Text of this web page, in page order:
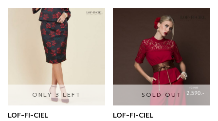
ONLY 3 LEFT
LOF-FI-CIEL
SOLD OUT
LOF-FI-CIEL